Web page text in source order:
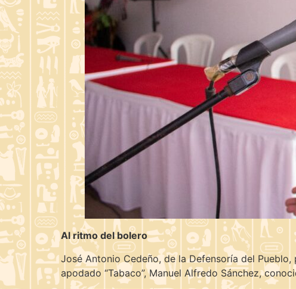
Al ritmo del bolero
José Antonio Cedeño, de la Defensoría del
apodado “Tabaco”, Manuel Alfredo Sánchez,